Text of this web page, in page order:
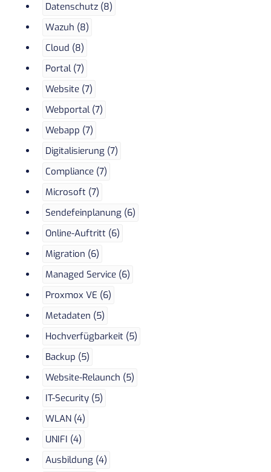
Datenschutz (8)
Wazuh (8)
Cloud (8)
Portal (7)
Website (7)
Webportal (7)
Webapp (7)
Digitalisierung (7)
Compliance (7)
Microsoft (7)
Sendefeinplanung (6)
Online-Auftritt (6)
Migration (6)
Managed Service (6)
Proxmox VE (6)
Metadaten (5)
Hochverfügbarkeit (5)
Backup (5)
Website-Relaunch (5)
IT-Security (5)
WLAN (4)
UNIFI (4)
Ausbildung (4)